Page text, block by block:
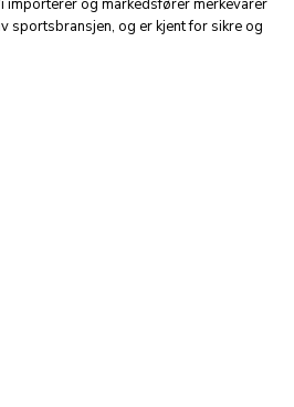
importerer og markedsfører merkevarer
sportsbransjen, og er kjent for sikre og